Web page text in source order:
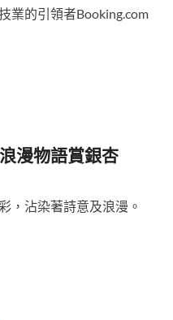
業的引領者Booking.com
漫物語賞銀杏
，沾染著詩意及浪漫。